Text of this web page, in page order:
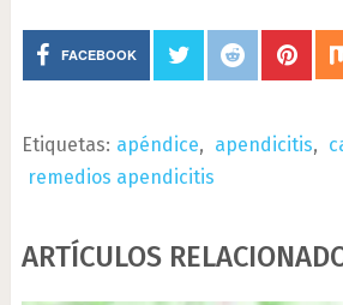
FACEBOOK
Etiquetas: apéndice, apendicitis,
remedios apendicitis
ARTÍCULOS